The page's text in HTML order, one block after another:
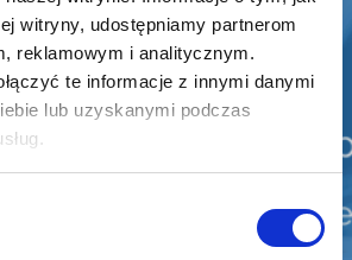
witryny, udostępniamy partnerom
reklamowym i analitycznym.
te informacje z innymi danymi
lub uzyskanymi podczas